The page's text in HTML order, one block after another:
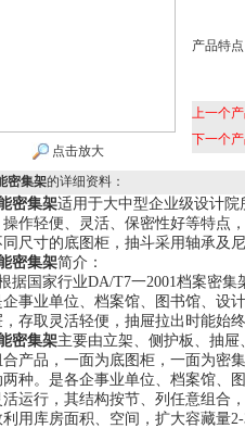
点击放大
产品特点
上一个产
下一个产
密集架的详细资料：
密集架适用于大中型企业级设计
操作轻便、灵活、保密性好等特点
尺寸的底图柜，抽斗采用轴承及
密集架简介：
据国家行业DA/T7一2001档案密集
事业单位、档案馆、图书馆、设
存取灵活轻便，抽屉拉出时能始
密集架主要由立架、侧护板、抽
合产品，一面为底图柜，一面为密
种。是各企事业单位、档案馆、
运行，其结构按节、列任意组合
用库房面积、空间，扩大容藏量